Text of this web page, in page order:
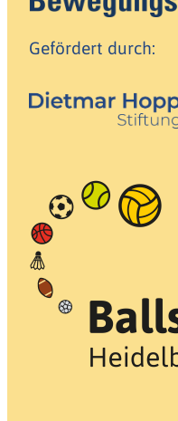
Gefördert durch: